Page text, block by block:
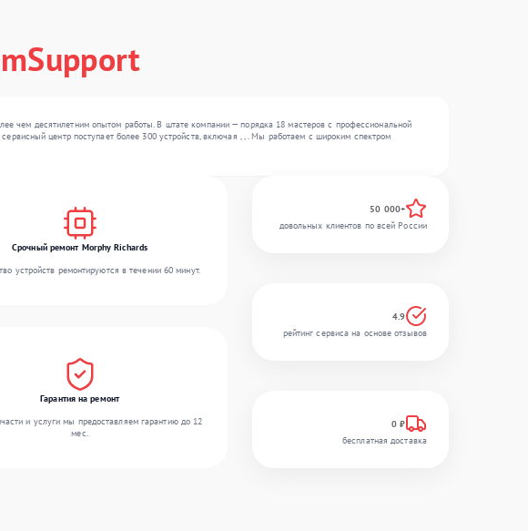
чем десятилетним опытом работы. В штате компании — порядка 18 мастеров с профессиональной
центр поступает более 300 устройств, включая , , . Мы работаем с широким спектром
Срочный ремонт Morphy Richards
устройств ремонтируются в течении 60 минут.
Гарантия на ремонт
и услуги мы предоставляем гарантию до 12
мес.
50 000+
довольных клиентов по всей России
4.9
рейтинг сервиса на основе отзывов
0 ₽
бесплатная доставка